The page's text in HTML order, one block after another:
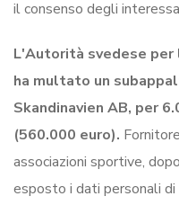
il consenso degli
L'Autorità svedese per
ha multato un
Skandinavien AB, per
(560.000 euro).
associazioni sportive,
esposto i dati personali